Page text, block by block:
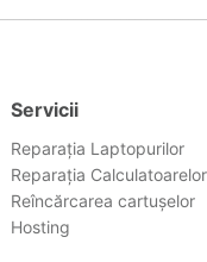
Servicii
Reparația Laptopurilor
Reparația Calculatoarelor
Reîncărcarea cartușelor
Hosting